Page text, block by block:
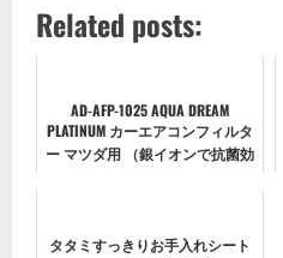
Related posts:
AD-AFP-1025 AQUA DREAM
PLATINUM カーエアコンフィルタ
ー マツダ用 （銀イオンで抗菌効
タタミすっきりお手入れシート